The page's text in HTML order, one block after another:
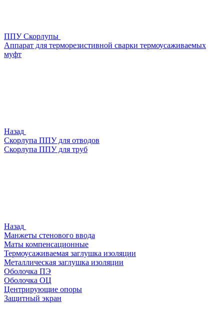
ППУ Скорлупы
Аппарат для терморезистивной сварки термоусаживаемых
муфт
Назад
Скорлупа ППУ для отводов
Скорлупа ППУ для труб
Назад
Манжеты стенового ввода
Маты компенсационные
Термоусаживаемая заглушка изоляции
Металлическая заглушка изоляции
Оболочка ПЭ
Оболочка ОЦ
Центрирующие опоры
Защитный экран